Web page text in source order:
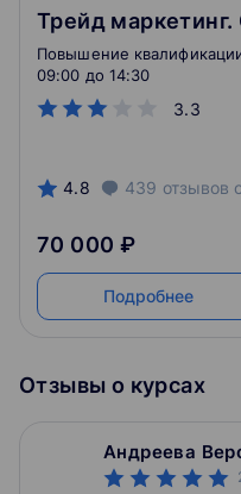
Трейд
3.3
Повышение
09:00 до 14:30
4.8 439 отзывов
70 000 ₽
Подробнее
Отзывы о курсах
Андреева